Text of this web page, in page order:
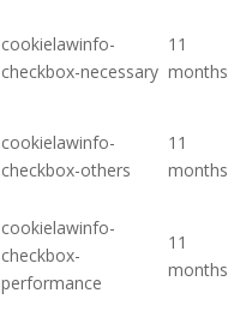
cookielawinfo-
checkbox-necessary
11
months
cookielawinfo-
checkbox-others
11
months
cookielawinfo-
checkbox-
performance
11
months